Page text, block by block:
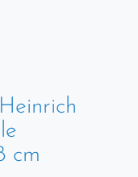
cm